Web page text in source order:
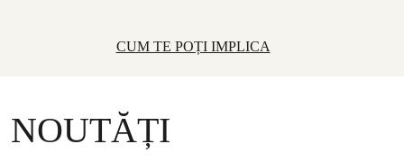
CUM TE POȚI IMPLICA
NOUTĂȚI